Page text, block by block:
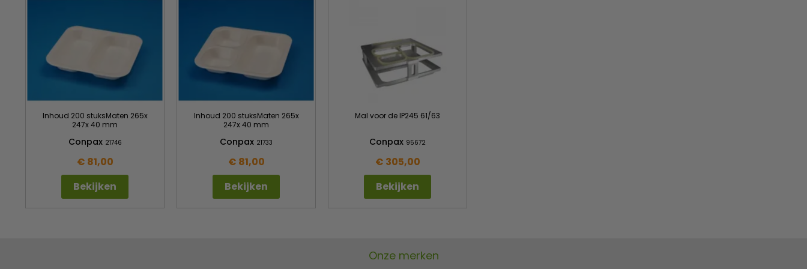
Inhoud 200 stuksMaten 265x
247x 40 mm
Conpax 21746
€ 81,00
Bekijken
Inhoud 200 stuksMaten 265x
247x 40 mm
Conpax 21733
€ 81,00
Bekijken
Mal voor de IP245 61/63
Conpax 95672
€ 305,00
Bekijken
Onze merken